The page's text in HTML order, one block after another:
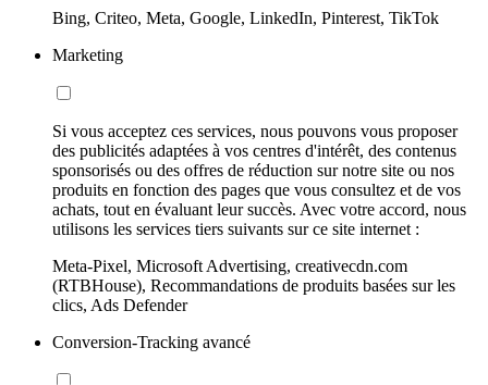
Bing, Criteo, Meta, Google, LinkedIn, Pinterest, TikTok
Marketing
Si vous acceptez ces services, nous pouvons vous proposer
des publicités adaptées à vos centres d'intérêt, des contenus
sponsorisés ou des offres de réduction sur notre site ou nos
produits en fonction des pages que vous consultez et de vos
achats, tout en évaluant leur succès. Avec votre accord, nous
utilisons les services tiers suivants sur ce site internet :
Meta-Pixel, Microsoft Advertising, creativecdn.com
(RTBHouse), Recommandations de produits basées sur les
clics, Ads Defender
Conversion-Tracking avancé